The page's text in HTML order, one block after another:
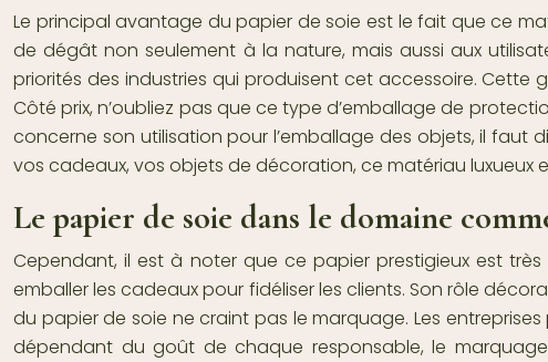
Le principal avantage du papier de soie est le fait que ce
de dégât non seulement à la nature, mais aussi aux
priorités des industries qui produisent cet accessoire. Cette
Côté prix, n’oubliez pas que ce type d’emballage de
concerne son utilisation pour l’emballage des objets, il faut
vos cadeaux, vos objets de décoration, ce matériau luxueux
Le papier de soie dans le domaine
Cependant, il est à noter que ce papier prestigieux est
emballer les cadeaux pour fidéliser les clients. Son rôle
du papier de soie ne craint pas le marquage. Les
dépendant du goût de chaque responsable, le